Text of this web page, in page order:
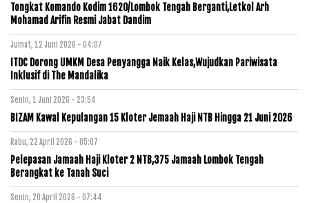
Tongkat Komando Kodim 1620/Lombok Tengah Berganti,Letkol Arh
Mohamad Arifin Resmi Jabat Dandim
Jumat, 12 Juni 2026 - 04:07
ITDC Dorong UMKM Desa Penyangga Naik Kelas,Wujudkan Pariwisata
Inklusif di The Mandalika
Senin, 1 Juni 2026 - 23:54
BIZAM Kawal Kepulangan 15 Kloter Jemaah Haji NTB Hingga 21 Juni 2026
Rabu, 22 April 2026 - 05:07
Pelepasan Jamaah Haji Kloter 2 NTB,375 Jamaah Lombok Tengah
Berangkat ke Tanah Suci
Senin, 20 April 2026 - 07:44